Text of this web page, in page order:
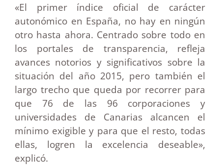
«El primer índice oficial de carácter
autonómico en España, no hay en ningún
otro hasta ahora. Centrado sobre todo en
los portales de transparencia, refleja
avances notorios y significativos sobre la
situación del año 2015, pero también el
largo trecho que queda por recorrer para
que 76 de las 96 corporaciones y
universidades de Canarias alcancen el
mínimo exigible y para que el resto, todas
ellas, logren la excelencia deseable»,
explicó.